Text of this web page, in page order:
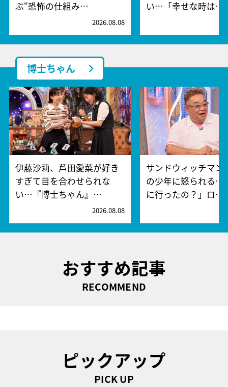
ぶ“恐怖の仕組み…
2026.08.08
い…「幸せな時は…
博士ちゃん
伊藤沙莉、芦田愛菜が好き
すぎて目を合わせられな
い…『博士ちゃん』…
2026.08.08
サンドウィッチマン
の少年に怒られる…
に行ったの？」ロ…
おすすめ記事
RECOMMEND
ピックアップ
PICK UP